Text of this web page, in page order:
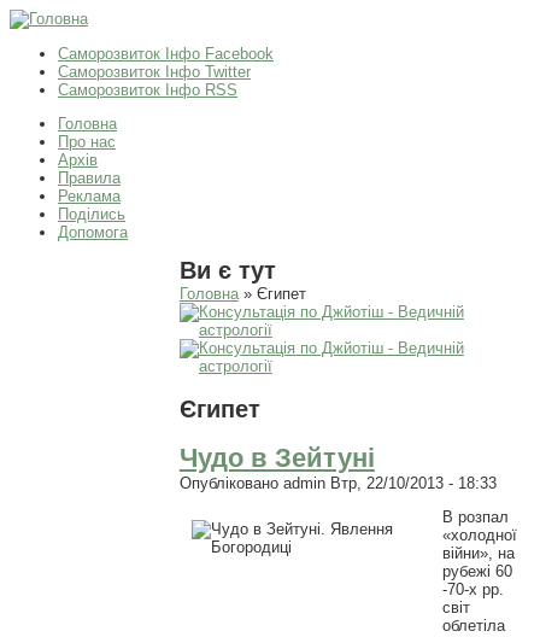
Саморозвиток Інфо Facebook
Саморозвиток Інфо Twitter
Саморозвиток Інфо RSS
Головна
Про нас
Архів
Правила
Реклама
Поділись
Допомога
Ви є тут
Головна» Єгипет
Єгипет
Чудо в Зейтуні
Опубліковано adminВтр, 22/10/2013 - 18:33
В розпал
«холодної
війни», на
рубежі 60
-70-х рр.
світ
облетіла